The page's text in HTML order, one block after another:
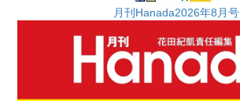
月刊Hanada2026年8月号